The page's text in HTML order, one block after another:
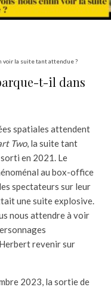
voir la suite tant attendue ?
t-il dans
spatiales attendent
Two, la suite tant
en 2021. Le
au box-office
spectateurs sur leur
une suite explosive.
nous attendre à voir
revenir sur
2023, la sortie de